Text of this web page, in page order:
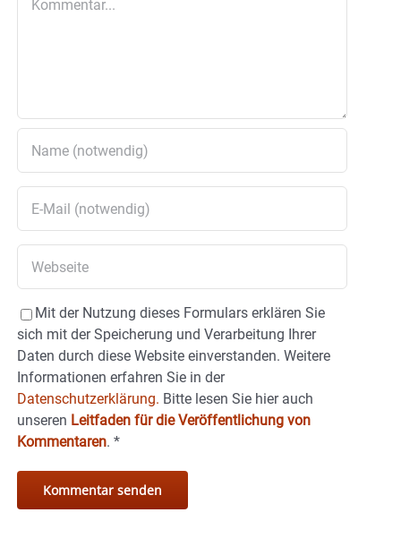
Mit der Nutzung dieses Formulars erklären Sie
sich mit der Speicherung und Verarbeitung Ihrer
Daten durch diese Website einverstanden. Weitere
Informationen erfahren Sie in der
Datenschutzerklärung. Bitte lesen Sie hier auch
unseren Leitfaden für die Veröffentlichung von
Kommentaren. *